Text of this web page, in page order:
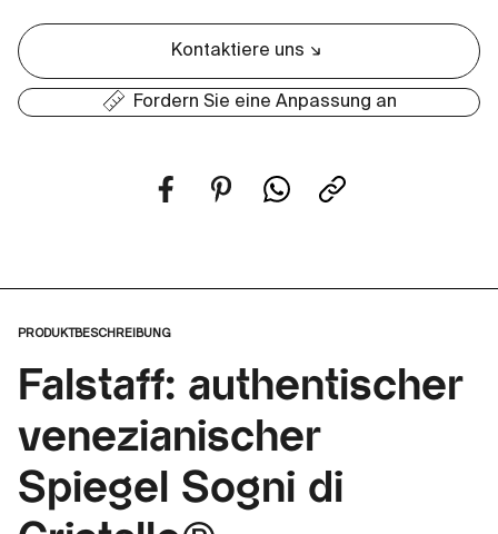
Kontaktiere uns
Fordern Sie eine Anpassung an
PRODUKTBESCHREIBUNG
Falstaff: authentischer
venezianischer
Spiegel Sogni di